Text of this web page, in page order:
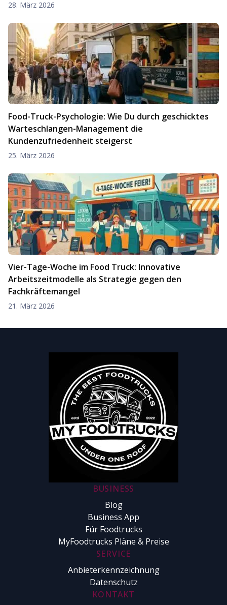
28. März 2026
Food-Truck-Psychologie: Wie Du durch geschicktes
Warteschlangen-Management die
Kundenzufriedenheit steigerst
25. März 2026
Vier-Tage-Woche im Food Truck: Innovative
Arbeitszeitmodelle als Strategie gegen den
Fachkräftemangel
21. März 2026
BUSINESS
Blog
Business App
Für Foodtrucks
MyFoodtrucks Pläne & Preise
SERVICE
Anbieterkennzeichnung
Datenschutz
KONTAKT